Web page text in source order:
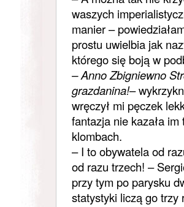
waszych
manier –
prostu uwielbia jak
którego się boją w
– Anno Zbigniewno
grazdanina!–
wręczył mi pęczek
fantazja nie kazała
klombach.
– I to obywatela od
od razu trzech! –
przy tym po parysku
statystyki liczą go trzy